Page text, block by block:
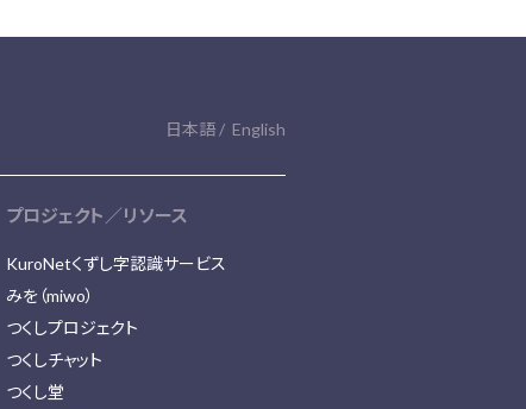
日本語 English
プロジェクト／リソース
KuroNetくずし字認識サービス
みを（miwo）
つくしプロジェクト
つくしチャット
つくし堂